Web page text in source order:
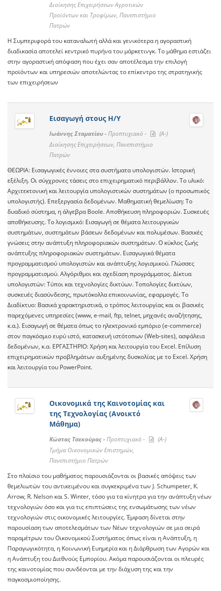
Διοίκησης Επιχειρήσεων Αγροτικών
Προϊόντων και Τροφίμων, Πανεπιστήμιο
Πατρών
Η Συμπεριφορά του καταναλωτή αλλά και γενικότερα η αγοραστική
διαδικασία αποτελεί κεντρικό πυρήνα του μάρκετινγκ. Το μάθημα εστιάζει
στην αγοραστική απόφαση που έχει σαν αποτέλεσμα την επιλογή
προϊόντων και υπηρεσιών αποτελώντας το επίκεντρο της στρατηγικής
των επιχειρήσεων
Εισαγωγή στους Η/Υ
Ιωάννης Σταματίου -Προπτυχιακό -
(A-)
Διοίκησης Επιχειρήσεων, Πανεπιστήμιο
Πατρών
ΘΕΩΡΙΑ: Εισαγωγικές έννοιες στα συστήματα υπολογιστών. Ιστορική
εξέλιξη. Οι σύγχρονες τάσεις στο επιχειρηματικό περιβάλλον. Το υλικό:
Αρχιτεκτονική και λειτουργία υπολογιστικών συστημάτων (ο προσωπικός
υπολογιστής). Επεξεργασία δεδομένων. Μαθηματική θεμελίωση: Το
δυαδικό σύστημα, η άλγεβρα Boole. Αποθήκευση πληροφοριών. Συσκευές
αποθήκευσης. Το λογισμικό: Εισαγωγή σε θέματα λειτουργικών
συστημάτων, συστημάτων βάσεων δεδομένων και πολυμέσων. Βασικές
γνώσεις στην ανάπτυξη πληροφοριακών συστημάτων. Ο κύκλος ζωής
ανάπτυξης πληροφοριακών συστημάτων. Εισαγωγικά θέματα
προγραμματισμού υπολογιστών και ανάπτυξης λογισμικού. Γλώσσες
προγραμματισμού. Αλγόριθμοι και σχεδίαση προγράμματος. Δίκτυα
υπολογιστών: Τύποι και τεχνολογίες δικτύων. Τοπολογίες δικτύων,
συσκευές διασύνδεσης, πρωτόκολλα επικοινωνίας, εφαρμογές. Το
Διαδίκτυο: Βασικά χαρακτηριστικά, ο τρόπος λειτουργίας και οι βασικές
παρεχόμενες υπηρεσίες (www, e-mail, ftp, telnet, μηχανές αναζήτησης,
κ.α.). Εισαγωγή σε θέματα όπως το ηλεκτρονικό εμπόριο (e-commerce)
στον παγκόσμιο ευρύ ιστό, κατασκευή ιστότοπων (Web-sites), ασφάλεια
δεδομένων, κ.α. ΕΡΓΑΣΤΗΡΙΟ: Χρήση και λειτουργία του Excel. Επίλυση
επιχειρηματικών προβλημάτων αυξημένης δυσκολίας με το Excel. Χρήση
και λειτουργία του PowerPoint.
Οικονομικά της Καινοτομίας και
της Τεχνολογίας (Ανοικτό
Μάθημα)
Κώστας Τσεκούρας -Προπτυχιακό -
(A-)
Τμήμα Οικονομικών Επιστημών,
Πανεπιστήμιο Πατρών
Στο πλαίσιο του μαθήματος παρουσιάζονται οι βασικές απόψεις των
θεμελιωτών του αντικειμένου και συγκεκριμένα των J. Schumpeter, K.
Arrow, R. Nelson και S. Winter, τόσο για τα κίνητρα για την ανάπτυξη νέων
τεχνολογιών όσο και για τις επιπτώσεις της ενσωμάτωσης των νέων
τεχνολογιών στις οικονομικές λειτουργίες. Έμφαση δίνεται στην
παρουσίαση των αποτελεσμάτων των Νέων τεχνολογιών σε μια σειρά
παραμέτρων του Οικονομικού Συστήματος όπως είναι η Ανάπτυξη, η
Παραγωγικότητα, η Κοινωνική Ευημερία και η Διάρθρωση των Αγορών και
η Ανάπτυξη του Διεθνούς Εμπορίου. Ακόμα παρουσιάζονται οι πλευρές
της καινοτομίας που συνδέονται με την διάχυση της και την
παγκοσμιοποίησης.